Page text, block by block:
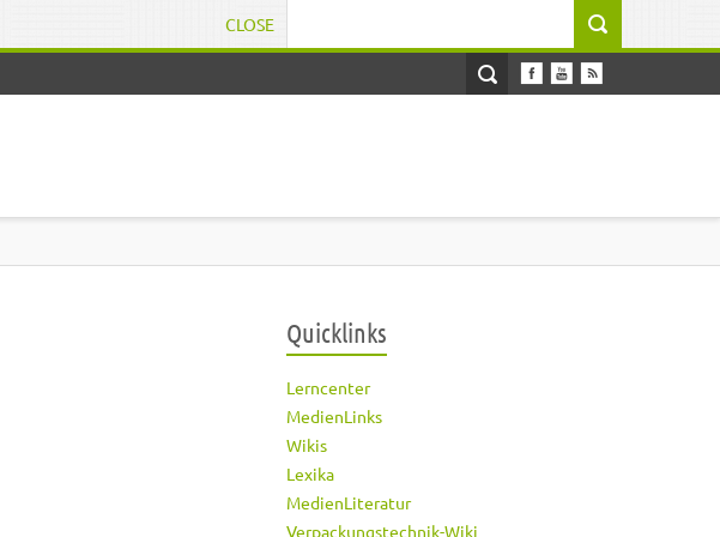
CLOSE
Quicklinks
Lerncenter
MedienLinks
Wikis
Lexika
MedienLiteratur
Verpackungstechnik-Wiki